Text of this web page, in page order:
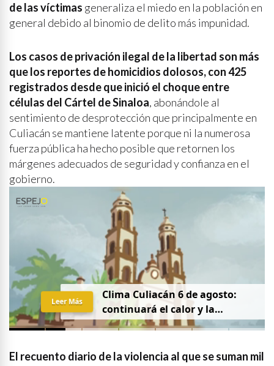
de las víctimas generaliza el miedo en la población en
general debido al binomio de delito más impunidad.
Los casos de privación ilegal de la libertad son más
que los reportes de homicidios dolosos, con 425
registrados desde que inició el choque entre
células del Cártel de Sinaloa, abonándole al
sentimiento de desprotección que principalmente en
Culiacán se mantiene latente porque ni la numerosa
fuerza pública ha hecho posible que retornen los
márgenes adecuados de seguridad y confianza en el
gobierno.
Clima Culiacán 6 de agosto:
continuará el calor y la
probabilidad de lluvia
Leer Más
El recuento diario de la violencia al que se suman mil